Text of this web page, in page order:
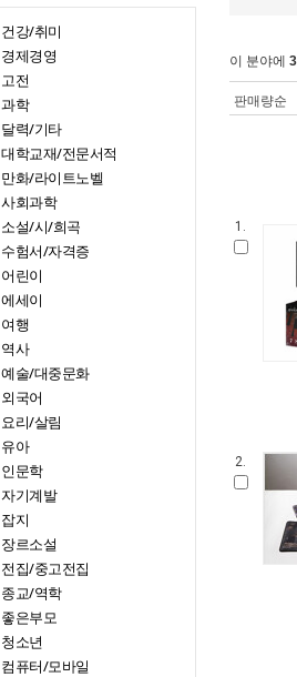
건강/취미
경제경영
고전
과학
달력/기타
대학교재/전문서적
만화/라이트노벨
사회과학
소설/시/희곡
수험서/자격증
어린이
에세이
여행
역사
예술/대중문화
외국어
요리/살림
유아
인문학
자기계발
잡지
장르소설
전집/중고전집
종교/역학
좋은부모
청소년
컴퓨터/모바일
이 분야에
판매량순
1.
2.